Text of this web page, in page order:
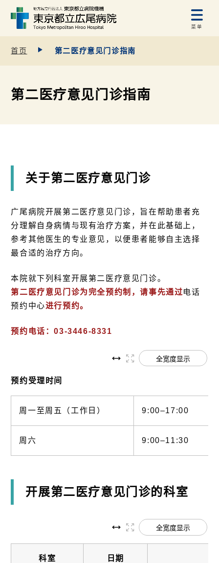
菜单
首页 第二医疗意见门诊指南
第二医疗意见门诊指南
关于第二医疗意见门诊
广尾病院开展第二医疗意见门诊，旨在帮助患者充
分理解自身病情与现有治疗方案，并在此基础上，
参考其他医生的专业意见，以便患者能够自主选择
最合适的治疗方向。
本院就下列科室开展第二医疗意见门诊。
第二医疗意见门诊为完全预约制，请事先通过电话
预约中心进行预约。
预约电话：03-3446-8331
全宽度显示
预约受理时间
周一至周五（工作日） 9:00–17:00
周六 9:00–11:30
开展第二医疗意见门诊的科室
全宽度显示
科室 日期